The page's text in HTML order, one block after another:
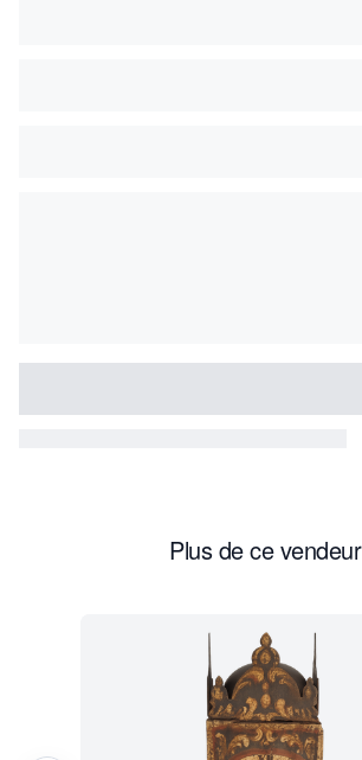
Plus de ce vendeur